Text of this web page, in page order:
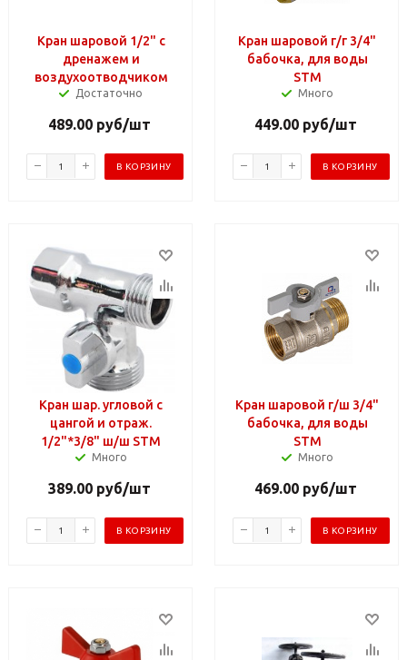
Кран шаровой 1/2" с
дренажем и
воздухоотводчиком
Достаточно
489.00руб/шт
В КОРЗИНУ
Кран шаровой г/г 3/4"
бабочка, для воды
STM
Много
449.00руб/шт
В КОРЗИНУ
Кран шар. угловой с
цангой и отраж.
1/2"*3/8" ш/ш STM
Много
389.00руб/шт
В КОРЗИНУ
Кран шаровой г/ш 3/4"
бабочка, для воды
STM
Много
469.00руб/шт
В КОРЗИНУ